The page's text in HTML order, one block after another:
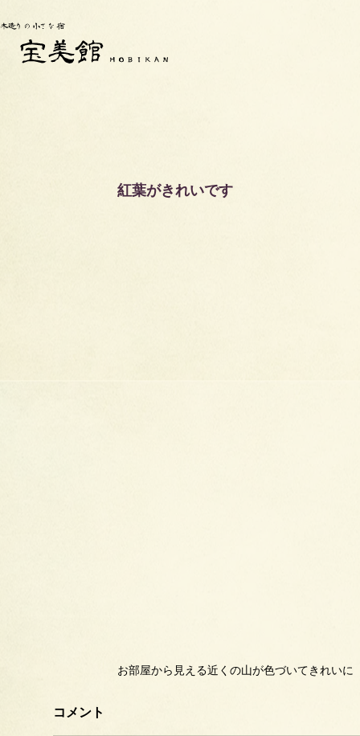
紅葉がきれいです
お部屋から見える近くの山が色づいてきれいに
コメント